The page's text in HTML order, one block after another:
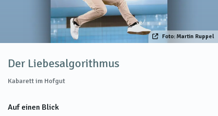
Foto: Martin Ruppel
Der Liebesalgorithmus
Kabarett im Hofgut
Auf einen Blick